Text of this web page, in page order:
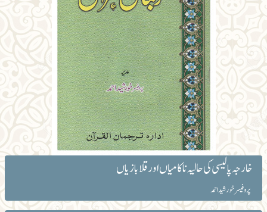
خارجہ پالیسی کی حالیہ ناکامیاں اور قلابازیاں
پروفیسر خورشید احمد